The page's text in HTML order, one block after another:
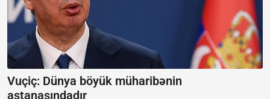
Vuçiç: Dünya böyük müharibənin
astanasındadır